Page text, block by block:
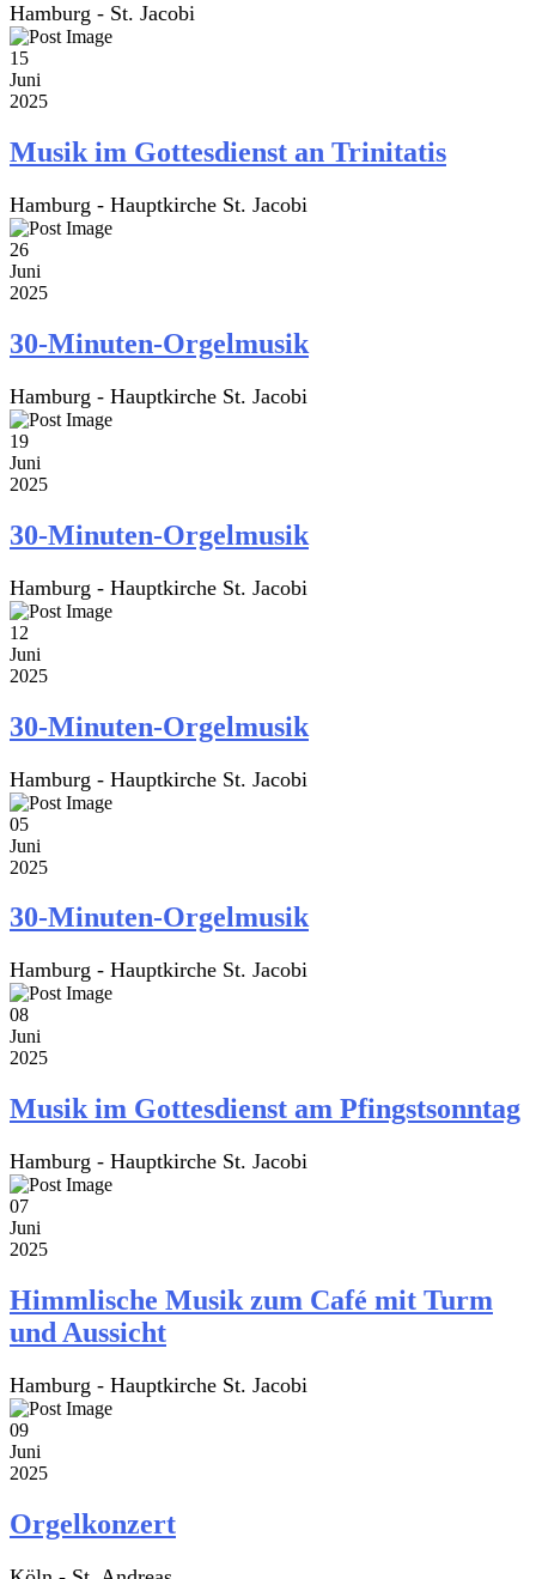
Hamburg - St. Jacobi
15
Juni
2025
Musik im Gottesdienst an Trinitatis
Hamburg - Hauptkirche St. Jacobi
26
Juni
2025
30-Minuten-Orgelmusik
Hamburg - Hauptkirche St. Jacobi
19
Juni
2025
30-Minuten-Orgelmusik
Hamburg - Hauptkirche St. Jacobi
12
Juni
2025
30-Minuten-Orgelmusik
Hamburg - Hauptkirche St. Jacobi
05
Juni
2025
30-Minuten-Orgelmusik
Hamburg - Hauptkirche St. Jacobi
08
Juni
2025
Musik im Gottesdienst am Pfingstsonntag
Hamburg - Hauptkirche St. Jacobi
07
Juni
2025
Himmlische Musik zum Café mit Turm
und Aussicht
Hamburg - Hauptkirche St. Jacobi
09
Juni
2025
Orgelkonzert